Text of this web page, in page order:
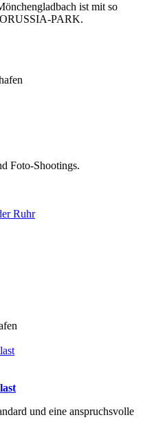
ist mit so
PARK.
Foto-Shootings.
Ruhr
und eine anspruchsvolle